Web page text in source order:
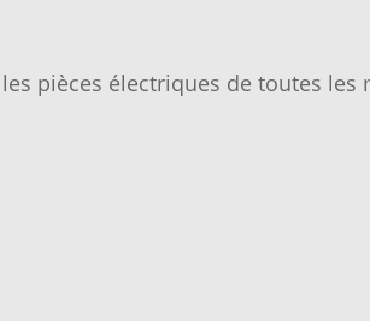
pièces électriques de toutes les